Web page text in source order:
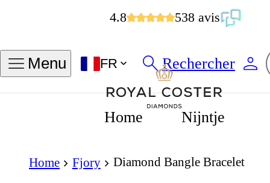
4.8 538 avis
Menu FR Rechercher
Home Nijntje
Home Fjory Diamond Bangle Bracelet